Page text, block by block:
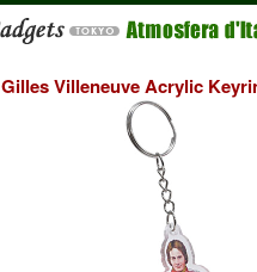
Gilles Villeneuve Acrylic